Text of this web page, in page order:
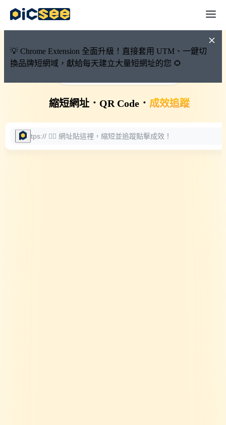
💡 Chrome Extension 全面升級！直接套用 UTM、一鍵切
換品牌短網域，獻給每天建立大量短網址的您 🌻
🚀 PicSee 短網址永久有效
縮短網址． QR Code． 成效追蹤